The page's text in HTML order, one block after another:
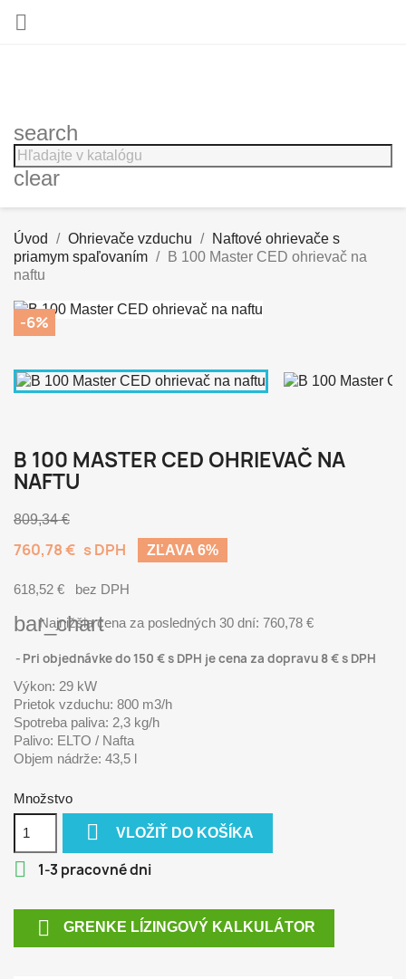

search
clear
Úvod Ohrievače vzduchu
Naftové ohrievače s
priamym spaľovaním
B 100 Master CED ohrievač na
naftu
-6%
B 100 MASTER CED OHRIEVAČ NA
NAFTU
809,34 €
760,78 € s DPH ZĽAVA 6%
618,52 € bez DPH
bar_chart
Najnižšia cena za posledných 30 dní: 760,78 €
Pri objednávke do 150 € s DPH je cena za dopravu 8 € s DPH
Výkon: 29 kW
Prietok vzduchu: 800 m3/h
Spotreba paliva: 2,3 kg/h
Palivo: ELTO / Nafta
Objem nádrže: 43,5 l
Množstvo
 VLOŽIŤ DO KOŠÍKA
 1-3 pracovné dni
 GRENKE LÍZINGOVÝ KALKULÁTOR